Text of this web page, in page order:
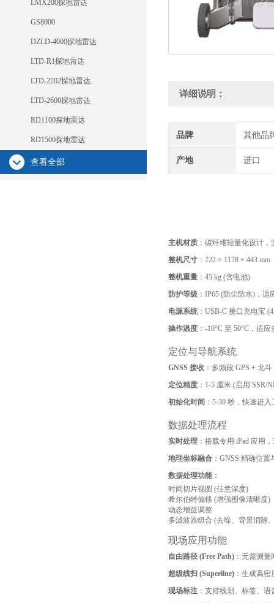
LMX200探地雷达
GS8000
DZLD-4000探地雷达
LTD-R1探地雷达
LTD-2202探地雷达
LTD-2600探地雷达
RD1100探地雷达
RD1500探地雷达
查看全部
详细说明：
品牌 其他品
产地 进口
主机材质 ：碳纤维轻量化设计
整机尺寸 ：722 × 1178 × 443 mm
整机重量 ：45 kg (含电池)
防护等级 ：IP65 (防尘防水)，适
电源系统 ：USB-C 接口充电宝
操作温度 ：-10°C 至 50°C，适
定位与导航系统
GNSS 接收 ：多频段 GPS + 北
定位精度 ：1-5 厘米 (启用 SSR/
初始化时间 ：5-30 秒，快速进
数据处理流程
实时处理 ：搭载专用 iPad 应用
地理坐标融合 ：GNSS 精确位
数据处理功能 ：
时间切片视图 (任意深度)
希尔伯特偏移 (增强图像清晰度)
动态增益调整
多滤波器组合 (去噪、背景消除
现场应用功能
自由路径 (Free Path) ：无需测
超级线扫 (Superline) ：生成高
现场标注 ：支持线划、标签、